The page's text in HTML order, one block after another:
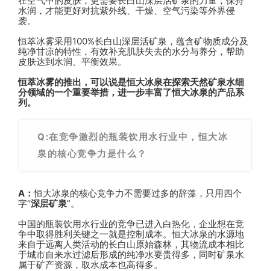
水润，才能更好对抗紫外线、干燥、空气污染等外界侵
袭。
恒萃冰雾采用100%长白山深层活矿泉，蕴含矿物质成分及
纯净甘凉的特性，有效补充肌肤失去的水分与养分，帮助
皮肤达到水润、平衡效果。
恒萃冰雾的推出，可以说是恒大冰泉在探索天然矿泉水细
分领域的一个重要举措，进一步丰富了恒大冰泉的产品系
列。
Q:在竞争激烈的瓶装饮用水行业中，恒大冰
泉的核心竞争力是什么？
A：恒大冰泉的核心竞争力不需要过多的辞藻，只用四个
字“深层矿泉”。
中国的瓶装饮用水行业的竞争已进入白热化，企业想在竞
争中取得胜利关键之一就是控制成本。恒大冰泉的水源地
来自于远离人类活动的长白山原始森林，其物流成本相比
于城市自来水过滤后形成的纯净水要贵得多，同时矿泉水
属于矿产资源，取水成本也高得多。